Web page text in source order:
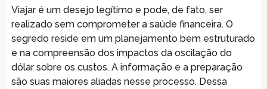
Viajar é um desejo legítimo e pode, de fato, ser
realizado sem comprometer a saúde financeira. O
segredo reside em um planejamento bem estruturado
e na compreensão dos impactos da oscilação do
dólar sobre os custos. A informação e a preparação
são suas maiores aliadas nesse processo. Dessa